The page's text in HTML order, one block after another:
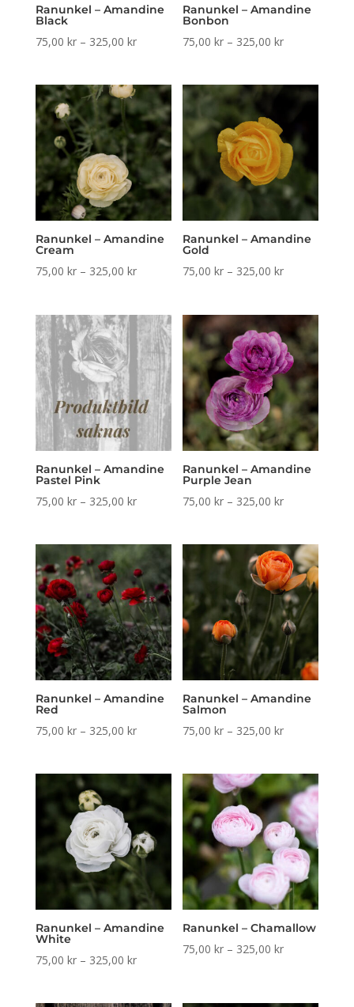
Ranunkel – Amandine
Black
75,00 kr – 325,00 krPrisintervall:
till
325,00 kr
Ranunkel – Amandine
Bonbon
75,00kr – 325,00krPrisintervall:
till
325,00 kr
Ranunkel – Amandine
Cream
75,00 kr – 325,00 krPrisintervall:
till
325,00 kr
Ranunkel – Amandine
Gold
75,00kr – 325,00krPrisintervall:
till
325,00 kr
Ranunkel – Amandine
Pastel Pink
75,00 kr – 325,00 krPrisintervall:
till
325,00 kr
Ranunkel – Amandine
Purple Jean
75,00kr – 325,00krPrisintervall:
till
325,00 kr
Ranunkel – Amandine
Red
75,00 kr – 325,00 krPrisintervall:
till
325,00 kr
Ranunkel – Amandine
Salmon
75,00kr – 325,00krPrisintervall:
till
325,00 kr
Ranunkel – Amandine
White
75,00 kr – 325,00 krPrisintervall:
till
Ranunkel – Chamallow
75,00kr – 325,00krPrisintervall: